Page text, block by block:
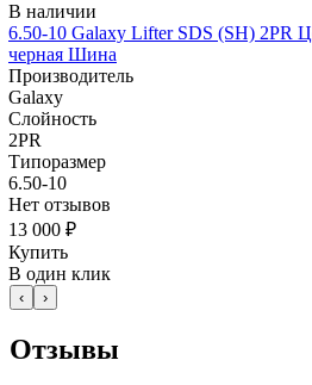
В наличии
6.50-10 Galaxy Lifter SDS (SH) 2PR
черная Шина
Производитель
Galaxy
Слойность
2PR
Типоразмер
6.50-10
Нет отзывов
13 000 ₽
Купить
В один клик
‹ ›
Отзывы